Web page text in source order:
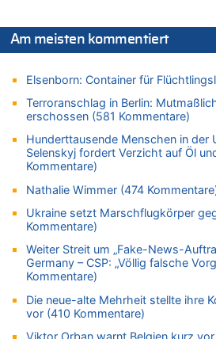
Zweite Hitzewelle in diesem
06.08.2026 - 12:13 von Heinz F. zu
Mehrere Menschen in Londons City
Zweite Hitzewelle in diesem
06.08.2026 - 12:08 von Medium zu
Frau hörte Stimmen aus Haus des
06.08.2026 - 11:52 von Hubert F. zu
Zweite Hitzewelle in diesem
Zweite Hitzewelle in diesem Sommer
06.08.2026 - 11:42 von Willi Müller zu
Eschweiler: 16-Jähriger soll seine
06.08.2026 - 11:35 von ne
Zweite Hitzewelle in diesem Sommer
06.08.2026 - 11:11 von Dax zu
Wie kam es zur Ceuta-Krise?
06.08.2026 - 10:39 von Mungo zu
Am meisten kommentiert
Elsenborn: Container für
Terroranschlag in Berlin:
erschossen (581 Kommentare)
Hunderttausende Menschen in der
Selenskyj fordert Verzicht auf Öl
Kommentare)
Nathalie Wimmer (474
Ukraine setzt Marschflugkörper
Kommentare)
Weiter Streit um „Fake-News-
Germany – CSP: „Völlig falsche
Kommentare)
Die neue-alte Mehrheit stellte ihre
vor (410 Kommentare)